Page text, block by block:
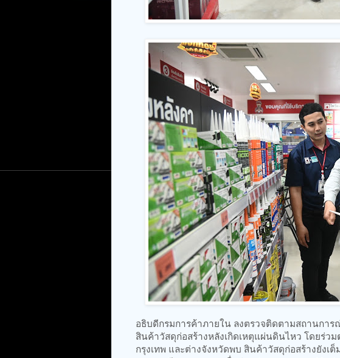
อธิบดีกรมการค้าภายใน ลงตรวจติดตามสถานกา
สินค้าวัสดุก่อสร้างหลังเกิดเหตุแผ่นดินไหว โดยร่ว
กรุงเทพ และต่างจังหวัดพบ สินค้าวัสดุก่อสร้างยังเ